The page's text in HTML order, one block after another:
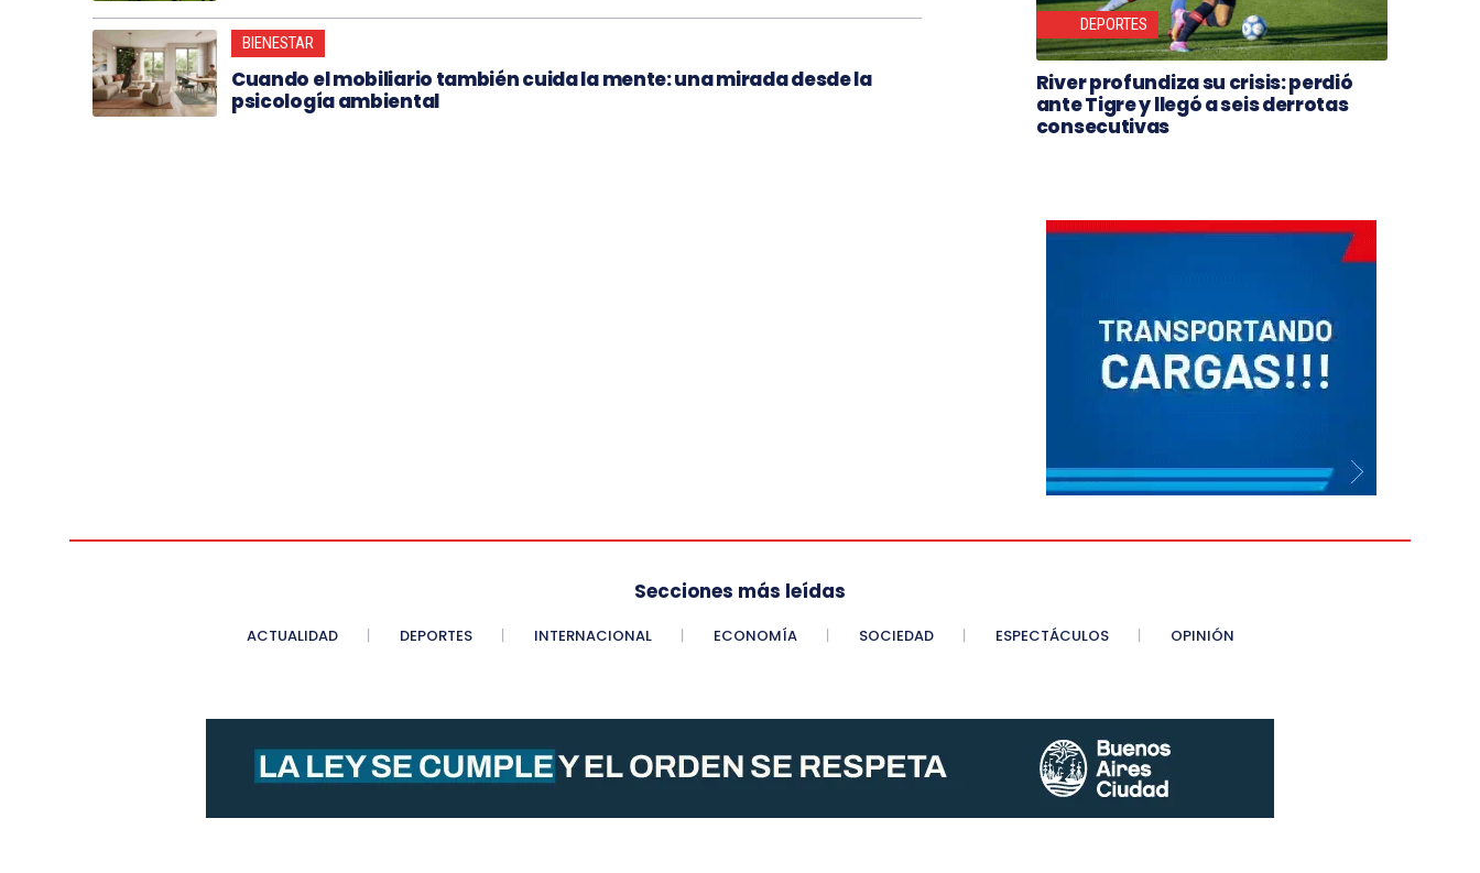
BIENESTAR
Cuando el mobiliario también cuida la mente: una mirada desde la
psicología ambiental
DEPORTES
River profundiza su crisis: perdió
ante Tigre y llegó a seis derrotas
consecutivas
Secciones más leídas
ACTUALIDAD DEPORTES INTERNACIONAL ECONOMÍA SOCIEDAD ESPECTÁCULOS OPINIÓN